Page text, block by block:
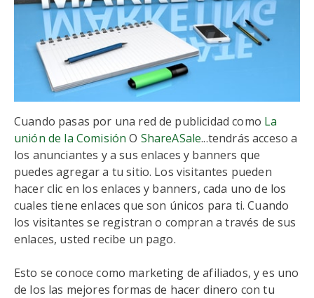
Cuando pasas por una red de publicidad como La
unión de la Comisión O ShareASale...tendrás acceso a
los anunciantes y a sus enlaces y banners que
puedes agregar a tu sitio. Los visitantes pueden
hacer clic en los enlaces y banners, cada uno de los
cuales tiene enlaces que son únicos para ti. Cuando
los visitantes se registran o compran a través de sus
enlaces, usted recibe un pago.
Esto se conoce como marketing de afiliados, y es uno
de los las mejores formas de hacer dinero con tu